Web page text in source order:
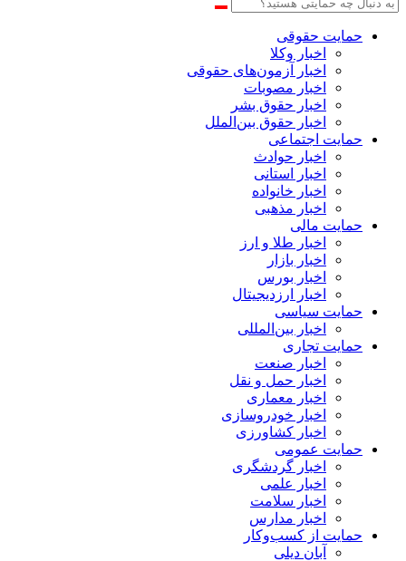
حمایت حقوقی
اخبار وکلا
اخبار آزمون‌های حقوقی
اخبار مصوبات
اخبار حقوق بشر
اخبار حقوق بین‌الملل
حمایت اجتماعی
اخبار حوادث
اخبار استانی
اخبار خانواده
اخبار مذهبی
حمایت مالی
اخبار طلا و ارز
اخبار بازار
اخبار بورس
اخبار ارزدیجیتال
حمایت سیاسی
اخبار بین‌المللی
حمایت تجاری
اخبار صنعت
اخبار حمل و نقل
اخبار معماری
اخبار خودروسازی
اخبار کشاورزی
حمایت عمومی
اخبار گردشگری
اخبار علمی
اخبار سلامت
اخبار مدارس
حمایت از کسب‌وکار
آبان دیلی